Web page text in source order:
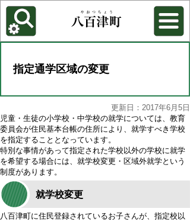
各種機能
背景色を変更する
指定通学区域の変更
更新日：2017年6月5日
児童・生徒の小学校・中学校の就学については、教育
委員会が住民基本台帳の住所により、就学すべき学校
を指定することとなっています。
特別な事情があって指定された学校以外の学校に就学
を希望する場合には、就学校変更・区域外就学という
制度があります。
就学校変更
八百津町に住民登録されているお子さんが、指定校以